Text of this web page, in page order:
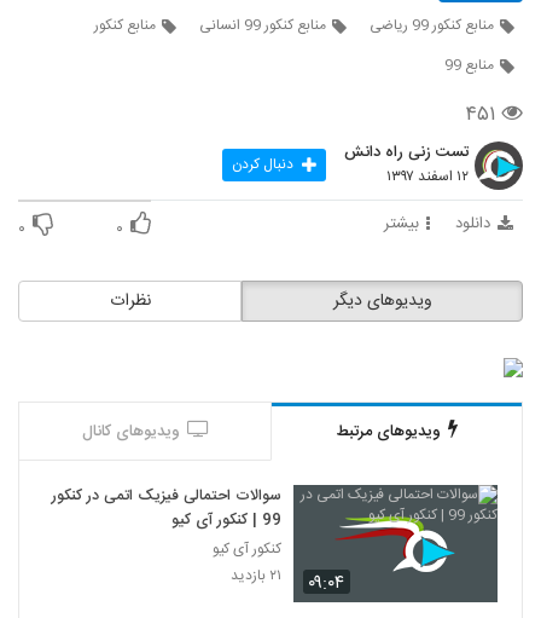
منابع کنکور 99 ریاضی
منابع کنکور 99 انسانی
منابع کنکور
منابع 99
۴۵۱
تست زنی راه دانش
۱۲ اسفند ۱۳۹۷ دنبال کردن
دانلود بیشتر ۰ ۰
نظرات ویدیوهای دیگر
ویدیوهای مرتبط ویدیوهای کانال
۰۹:۰۴
سوالات احتمالی فیزیک اتمی در کنکور
99 | کنکور آی کیو
کنکور آی کیو
۲۱ بازدید